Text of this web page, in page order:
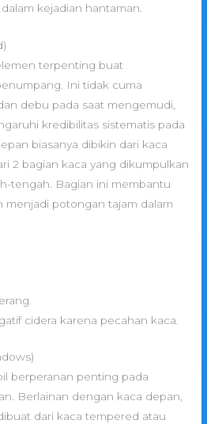
kejadian hantaman.
terpenting buat
Ini tidak cuma
debu pada saat mengemudi,
kredibilitas sistematis pada
biasanya dibikin dari kaca
2 bagian kaca yang dikumpulkan
tengah. Bagian ini membantu
menjadi potongan tajam dalam
cidera karena pecahan kaca.
berperanan penting pada
Berlainan dengan kaca depan,
dari kaca tempered atau